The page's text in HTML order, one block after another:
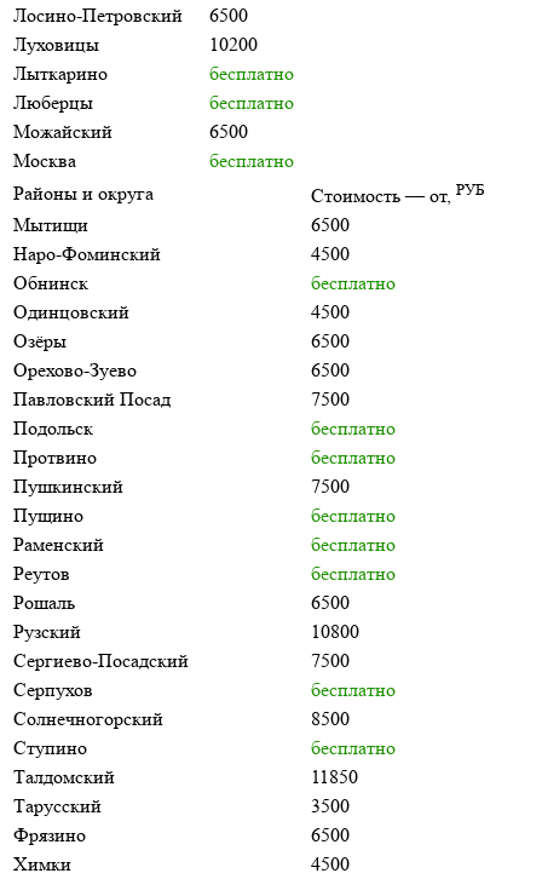
Лосино-Петровский
6500
Луховицы
10200
Лыткарино
бесплатно
Люберцы
бесплатно
Можайский
6500
Москва
бесплатно
Районы и округа
Стоимость — от, РУБ
Мытищи
6500
Наро-Фоминский
4500
Обнинск
бесплатно
Одинцовский
4500
Озёры
6500
Орехово-Зуево
6500
Павловский Посад
7500
Подольск
бесплатно
Протвино
бесплатно
Пушкинский
7500
Пущино
бесплатно
Раменский
бесплатно
Реутов
бесплатно
Рошаль
6500
Рузский
10800
Сергиево-Посадский
7500
Серпухов
бесплатно
Солнечногорский
8500
Ступино
бесплатно
Талдомский
11850
Тарусский
3500
Фрязино
6500
Химки
4500